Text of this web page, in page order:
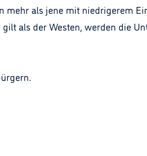
als jene mit niedrigerem
als der Westen, werden die